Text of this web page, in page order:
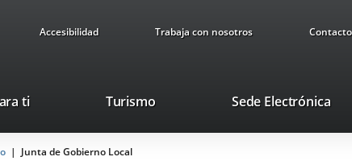
Accesibilidad Trabaja con nosotros Contacto
ti TurismoEste
se
Sede Electrónica
Junta de Gobierno Local